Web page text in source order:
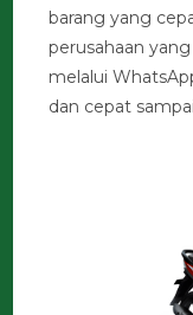
barang yang
perusahaan
melalui
dan cepat